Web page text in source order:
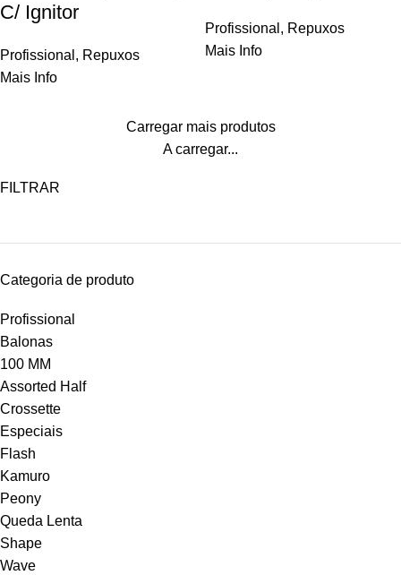
FILTRAR
Categoria de produto
Profissional
Balonas
100 MM
Assorted Half
Crossette
Especiais
Flash
Kamuro
Peony
Queda Lenta
Shape
Wave
C/ Ignitor
Profissional , Repuxos
Mais Info
Profissional , Repuxos
Mais Info
Carregar mais produtos
A carregar...